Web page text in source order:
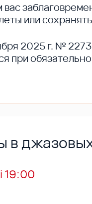
вас
или
2025 г. №
при
19:00